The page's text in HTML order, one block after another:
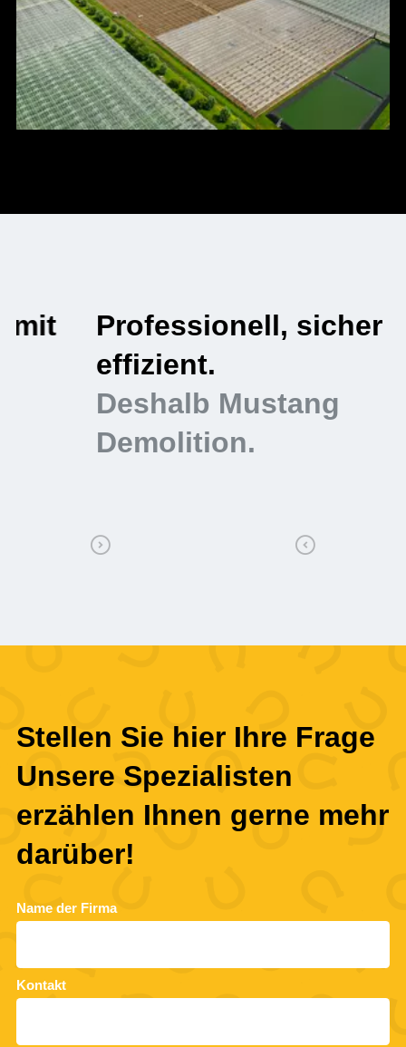
Professionell, sicher und
effizient.
Deshalb Mustang
Demolition.
Stellen Sie hier Ihre Frage
Unsere Spezialisten
erzählen Ihnen gerne mehr
darüber!
Name der Firma
Kontakt